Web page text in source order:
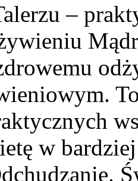
–
w